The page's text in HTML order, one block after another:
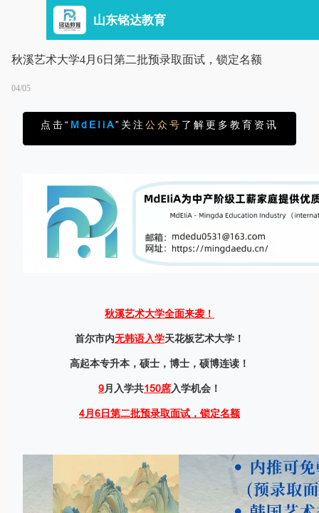
山东铭达教育
秋溪艺术大学4月6日第二批预录取面试，锁定名额
04/05
点击“ MdEIiA”关注 公众号 了解更多教育资讯
秋溪艺术大学全面来袭！
首尔市内无韩语入学天花板艺术大学！
高起本专升本，硕士，博士，硕博连读！
9月入学共150席入学机会！
4月6日第二批预录取面试 ， 锁定名额